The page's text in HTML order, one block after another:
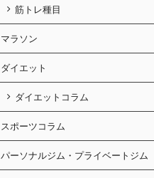
筋トレ種目
マラソン
ダイエット
ダイエットコラム
スポーツコラム
パーソナルジム・プライベートジム